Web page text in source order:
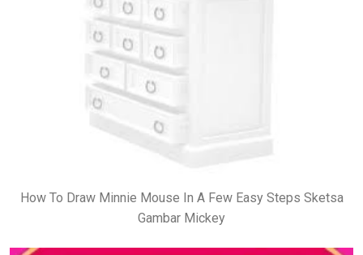
How To Draw Minnie Mouse In A Few Easy Steps Sketsa
Gambar Mickey